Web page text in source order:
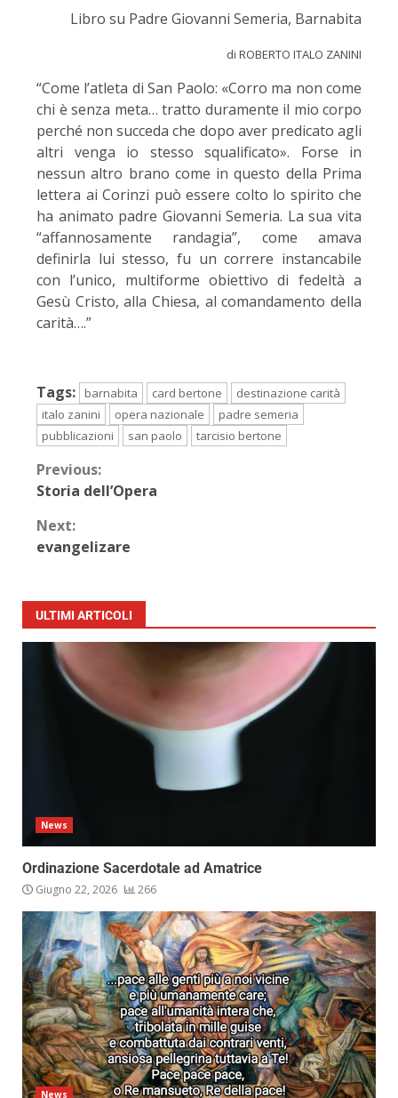
Libro su Padre Giovanni Semeria, Barnabita
di ROBERTO ITALO ZANINI
“Come l’atleta di San Paolo: «Corro ma non come
chi è senza meta… tratto duramente il mio corpo
perché non succeda che dopo aver predicato agli
altri venga io stesso squalificato». Forse in
nessun altro brano come in questo della Prima
lettera ai Corinzi può essere colto lo spirito che
ha animato padre Giovanni Semeria. La sua vita
“affannosamente randagia”, come amava
definirla lui stesso, fu un correre instancabile
con l’unico, multiforme obiettivo di fedeltà a
Gesù Cristo, alla Chiesa, al comandamento della
carità….”
Tags: barnabita card bertone
destinazione carità
italo zanini
opera nazionale
padre semeria
pubblicazioni
san paolo tarcisio bertone
Previous:
Storia dell’Opera
Next:
evangelizare
ULTIMI ARTICOLI
News
Ordinazione Sacerdotale ad Amatrice
Giugno 22, 2026 266
News